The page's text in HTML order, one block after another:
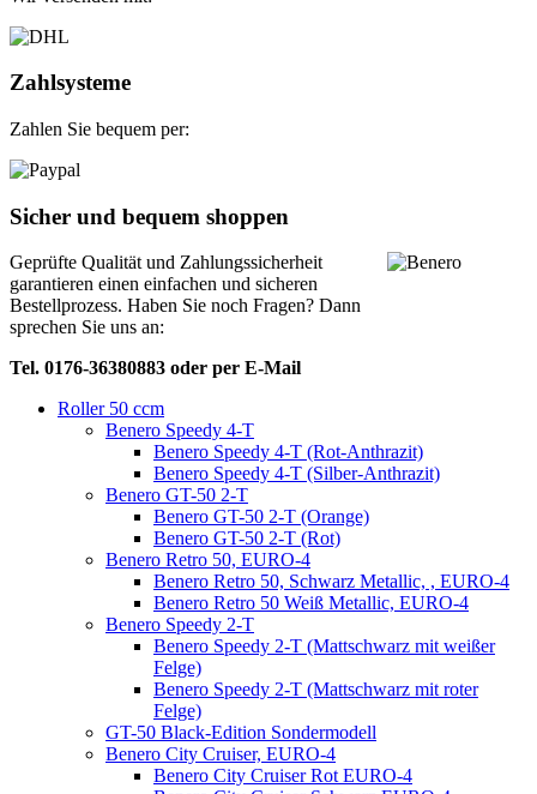
Zahlsysteme
Zahlen Sie bequem per:
Sicher und bequem shoppen
Geprüfte Qualität und Zahlungssicherheit
garantieren einen einfachen und sicheren
Bestellprozess. Haben Sie noch Fragen? Dann
sprechen Sie uns an:
Tel. 0176-36380883 oder per E-Mail
Roller 50 ccm
Benero Speedy 4-T
Benero Speedy 4-T (Rot-Anthrazit)
Benero Speedy 4-T (Silber-Anthrazit)
Benero GT-50 2-T
Benero GT-50 2-T (Orange)
Benero GT-50 2-T (Rot)
Benero Retro 50, EURO-4
Benero Retro 50, Schwarz Metallic, , EURO-4
Benero Retro 50 Weiß Metallic, EURO-4
Benero Speedy 2-T
Benero Speedy 2-T (Mattschwarz mit weißer
Felge)
Benero Speedy 2-T (Mattschwarz mit roter
Felge)
GT-50 Black-Edition Sondermodell
Benero City Cruiser, EURO-4
Benero City Cruiser Rot EURO-4